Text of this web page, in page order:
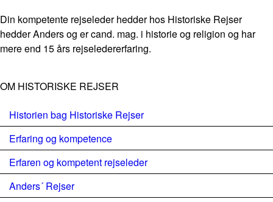
Din kompetente rejseleder hedder hos Historiske Rejser
hedder Anders og er cand. mag. i historie og religion og har
mere end 15 års rejseledererfaring.
OM HISTORISKE REJSER
Historien bag Historiske Rejser
Erfaring og kompetence
Erfaren og kompetent rejseleder
Anders´ Rejser